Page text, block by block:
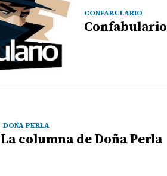
CONFABULARIO
Confabulario
DOÑA PERLA
La columna de Doña Perla